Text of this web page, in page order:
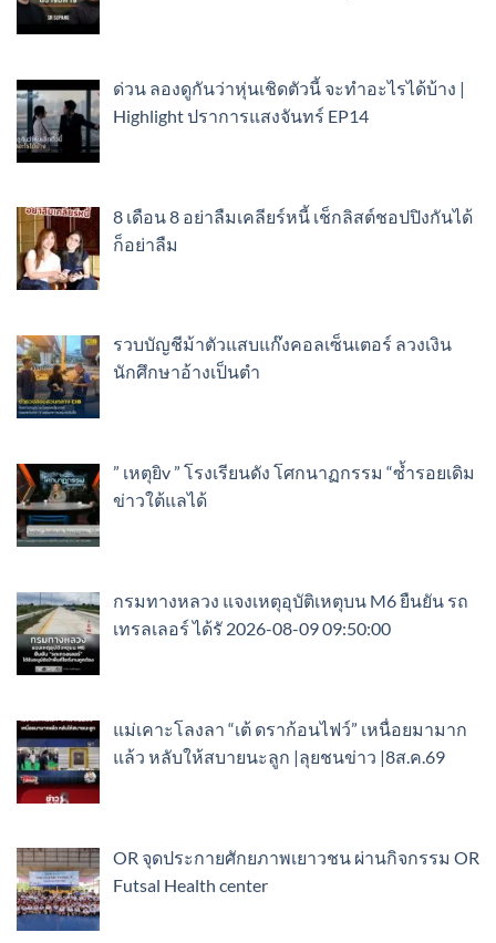
ด่วน ลองดูกันว่าหุ่นเชิดตัวนี้ จะทำอะไรได้บ้าง |
Highlight ปราการแสงจันทร์ EP14
8 เดือน 8 อย่าลืมเคลียร์หนี้ เช็กลิสต์ชอปปิงกันได้
ก็อย่าลืม
รวบบัญชีม้าตัวแสบแก๊งคอลเซ็นเตอร์ ลวงเงิน
นักศึกษาอ้างเป็นตำ
” เหตุยิv ” โรงเรียนดัง โศกนาฏกรรม “ซ้ำรอยเดิม
ข่าวใต้แลได้
กรมทางหลวง แจงเหตุอุบัติเหตุบน M6 ยืนยัน รถ
เทรลเลอร์ ได้รั 2026-08-09 09:50:00
แม่เคาะโลงลา “เต้ ดราก้อนไฟว์” เหนื่อยมามาก
แล้ว หลับให้สบายนะลูก |ลุยชนข่าว |8ส.ค.69
OR จุดประกายศักยภาพเยาวชน ผ่านกิจกรรม OR
Futsal Health center